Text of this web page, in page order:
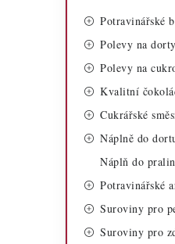
Potravinářské
Polevy na dorty
Polevy na
Kvalitní
Cukrářské
Náplně do
Náplň do
Potravinářské
Suroviny pro
Suroviny pro